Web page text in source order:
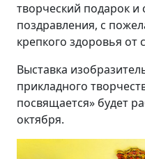
творческий подарок
поздравления, с
крепкого здоровья
Выставка
прикладного
посвящается» будет
октября.